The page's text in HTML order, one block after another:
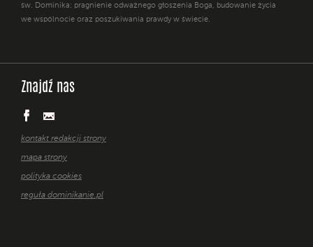
św. Dominika: pragnienie odważnego głoszenia Boga, budowanie życia
we wspólnocie oraz poszukiwania prawdy w świecie.
Znajdź nas
kontakt redakcji strony
mapa strony
polityka cookies
reguła dominikanie.pl